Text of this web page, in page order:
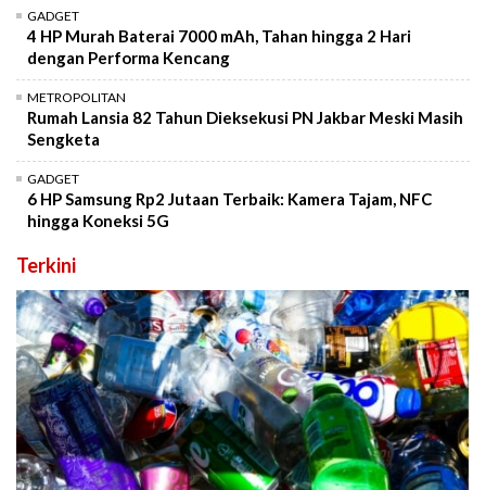
GADGET
4 HP Murah Baterai 7000 mAh, Tahan hingga 2 Hari
dengan Performa Kencang
METROPOLITAN
Rumah Lansia 82 Tahun Dieksekusi PN Jakbar Meski Masih
Sengketa
GADGET
6 HP Samsung Rp2 Jutaan Terbaik: Kamera Tajam, NFC
hingga Koneksi 5G
Terkini